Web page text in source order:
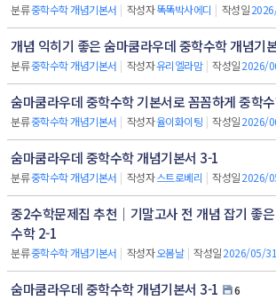
분류중학수학 개념기본서 | 작성자똑똑박사에디 | 작성일
개념 익히기 좋은 숨마쿰라우데 중학수학 개념기
분류중학수학 개념기본서 | 작성자유리엘라맘 | 작성일2026/
숨마쿰라우데 중학수학 기본서로 꼼꼼하게 중학
분류중학수학 개념기본서 | 작성자율이화이팅 | 작성일2026/
숨마쿰라우데 중학수학 개념기본서 3-1
분류중학수학 개념기본서 | 작성자스트로베리 | 작성일2026/
중2수학문제집 추천｜기말고사 전 개념 잡기 좋
수학 2-1
분류중학수학 개념기본서 | 작성자오봄날 | 작성일2026/05/31
숨마쿰라우데 중학수학 개념기본서 3-1
6